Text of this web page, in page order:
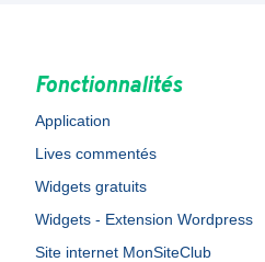
Fonctionnalités
Application
Lives commentés
Widgets gratuits
Widgets - Extension Wordpress
Site internet MonSiteClub